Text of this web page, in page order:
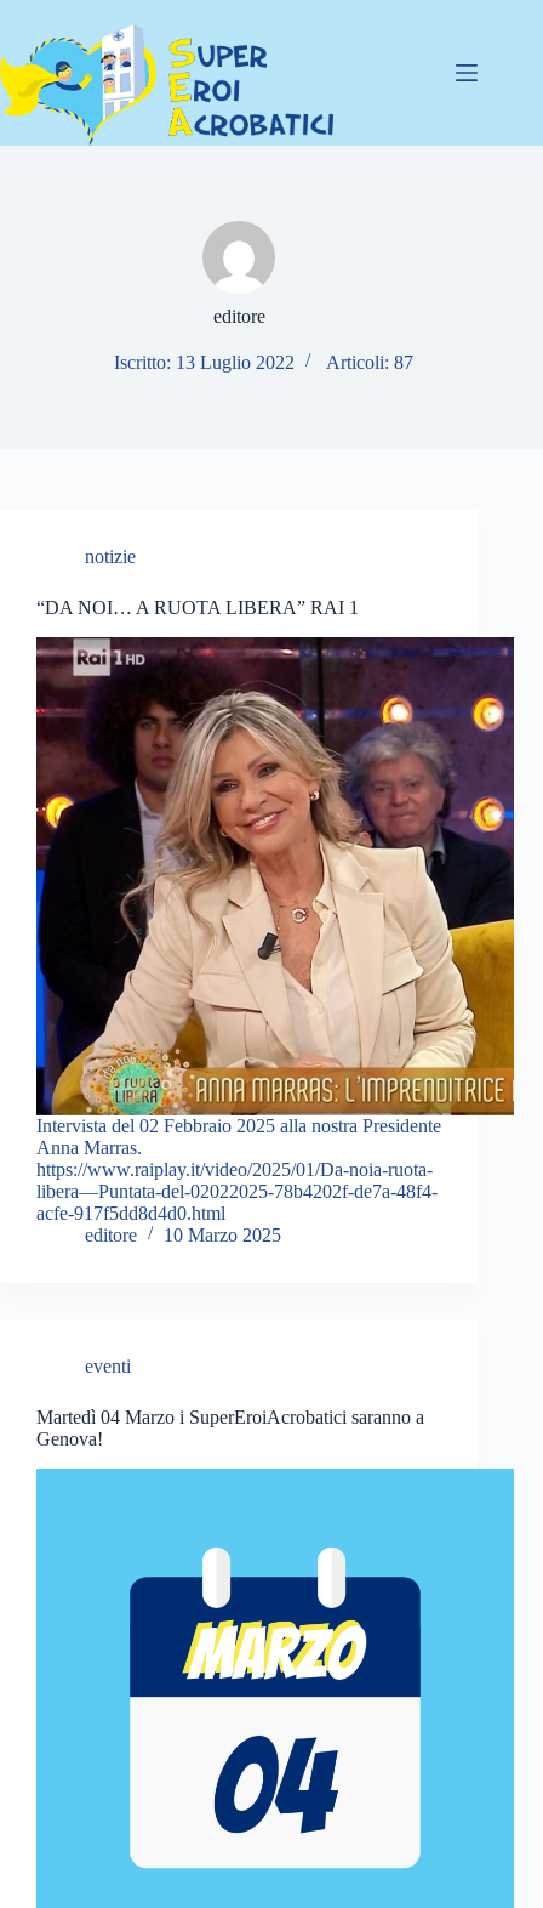
contenuto
editore
Iscritto: 13 Luglio 2022 Articoli: 87
notizie
“DA NOI… A RUOTA LIBERA” RAI 1
Intervista del 02 Febbraio 2025 alla nostra Presidente
Anna Marras.
https://www.raiplay.it/video/2025/01/Da-noia-ruota-
libera—Puntata-del-02022025-78b4202f-de7a-48f4-
acfe-917f5dd8d4d0.html
editore
10 Marzo 2025
eventi
Martedì 04 Marzo i SuperEroiAcrobatici saranno a
Genova!